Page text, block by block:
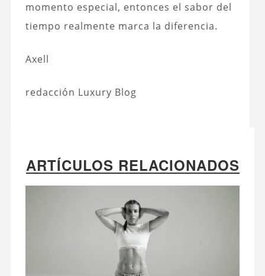
momento especial, entonces el sabor del
tiempo realmente marca la diferencia.
Axell
redacción Luxury Blog
ARTÍCULOS RELACIONADOS